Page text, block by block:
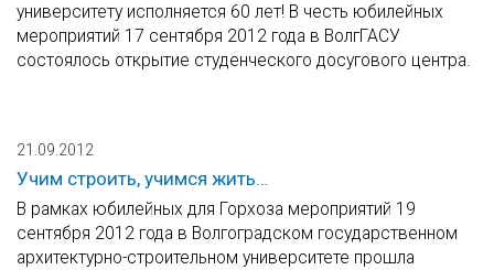
университету исполняется 60 лет! В честь юбилейных
мероприятий 17 сентября 2012 года в ВолгГАСУ
состоялось открытие студенческого досугового центра.
21.09.2012
Учим строить, учимся жить…
В рамках юбилейных для Горхоза мероприятий 19
сентября 2012 года в Волгоградском государственном
архитектурно-строительном университете прошла